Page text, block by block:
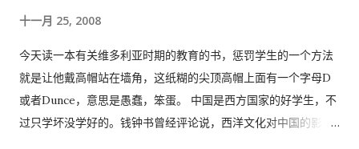
十一月 25, 2008
今天读一本有关维多利亚时期的教育的书，惩罚学生的一个方法
就是让他戴高帽站在墙角，这纸糊的尖顶高帽上面有一个字母D
或者Dunce，意思是愚蠢，笨蛋。 中国是西方国家的好学生，不
过只学坏没学好的。钱钟书曾经评论说，西洋文化对中国的影